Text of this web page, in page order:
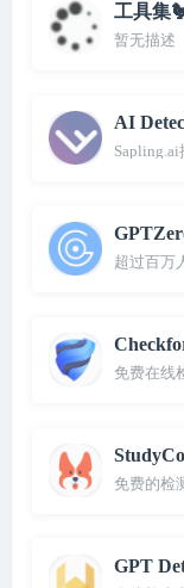
工具集
暂无描述
AI
超过百万
免费在线
免费的检
GPT